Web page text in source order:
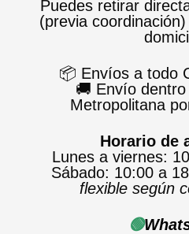
Puedes retirar
(previa
📦 Envíos a todo
🚚 Envío
Metropolitana
Horario de
Lunes a viernes:
Sábado: 10:00 a
flexible según
🟢